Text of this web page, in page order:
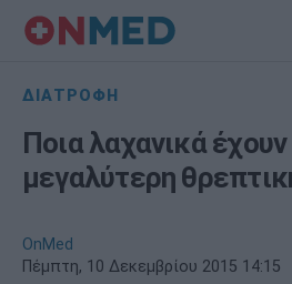
ΔΙΑΤΡΟΦΗ
Ποια λαχανικά έχουν
μεγαλύτερη
OnMed
Πέμπτη, 10 Δεκεμβρίου 2015 14:15